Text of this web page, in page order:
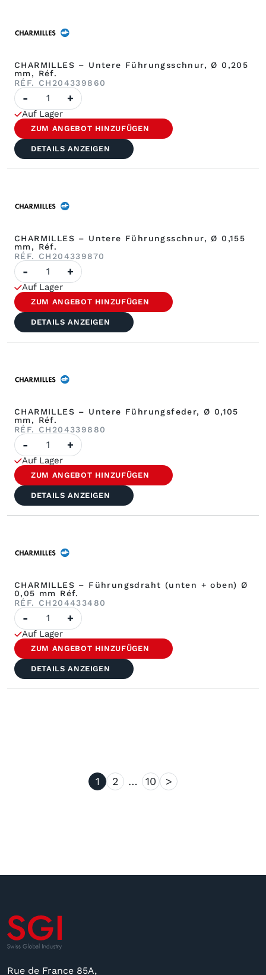
CHARMILLES – Untere Führungsschnur, Ø 0,205
mm, Réf.
RÉF. CH204339860
Anzahl
CHARMILLES
–
Untere
Führungsschnur,
Ø
0,205
mm,
Réf.
- +
Auf Lager
ZUM ANGEBOT HINZUFÜGEN
DETAILS ANZEIGEN
CHARMILLES – Untere Führungsschnur, Ø 0,155
mm, Réf.
RÉF. CH204339870
Anzahl
CHARMILLES
–
Untere
Führungsschnur,
Ø
0,155
mm,
Réf.
- +
Auf Lager
ZUM ANGEBOT HINZUFÜGEN
DETAILS ANZEIGEN
CHARMILLES – Untere Führungsfeder, Ø 0,105
mm, Réf.
RÉF. CH204339880
Anzahl
CHARMILLES
–
Untere
Führungsschnur,
Ø
0,105
mm,
Réf.
- +
Auf Lager
ZUM ANGEBOT HINZUFÜGEN
DETAILS ANZEIGEN
CHARMILLES – Führungsdraht (unten + oben) Ø
0,05 mm Réf.
RÉF. CH204433480
Anzahl
CHARMILLES
–
Fadenführer
(unten
+
oben)
ø
0,05
- +
Auf Lager
ZUM ANGEBOT HINZUFÜGEN
DETAILS ANZEIGEN
1 2 … 10 >
Rue de France 85A,